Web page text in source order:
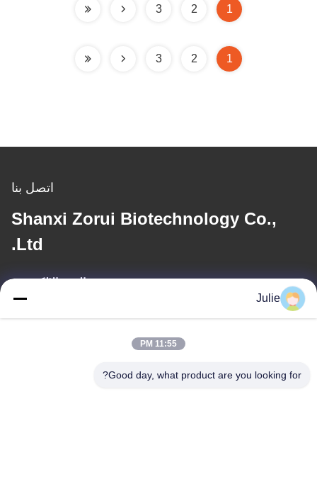
1
2
3
1
2
3
اتصل بنا
Shanxi Zorui Biotechnology Co.,
Ltd.
البريد الإلكتروني
Julie
11:55 PM
Good day, what product are you looking for?